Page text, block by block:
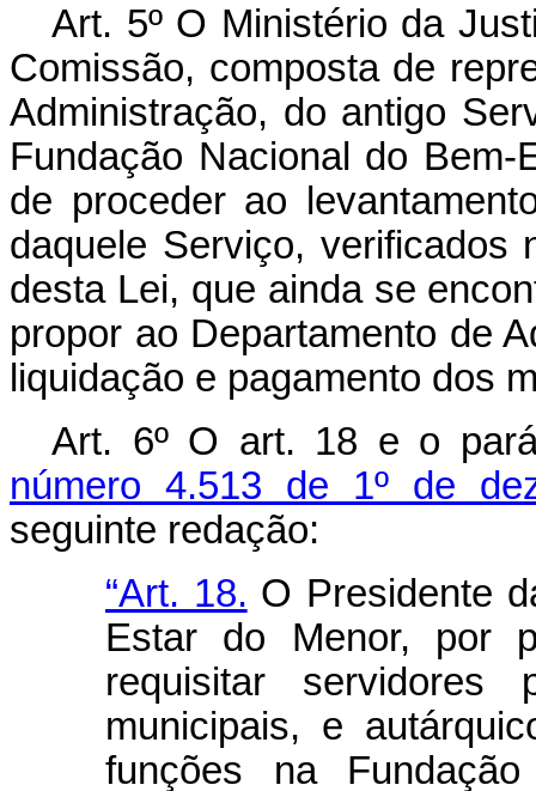
Art. 5º O Ministério da
Comissão, composta de
Administração, do antigo
Fundação Nacional do
de proceder ao
daquele Serviço,
desta Lei, que ainda se
propor ao Departamento de
liquidação e pagamento dos
Art. 6º O art. 18 e o
número 4.513 de 1º de
seguinte redação:
“Art. 18. O Presidente
Estar do Menor, por
requisitar servidores
municipais, e
funções na